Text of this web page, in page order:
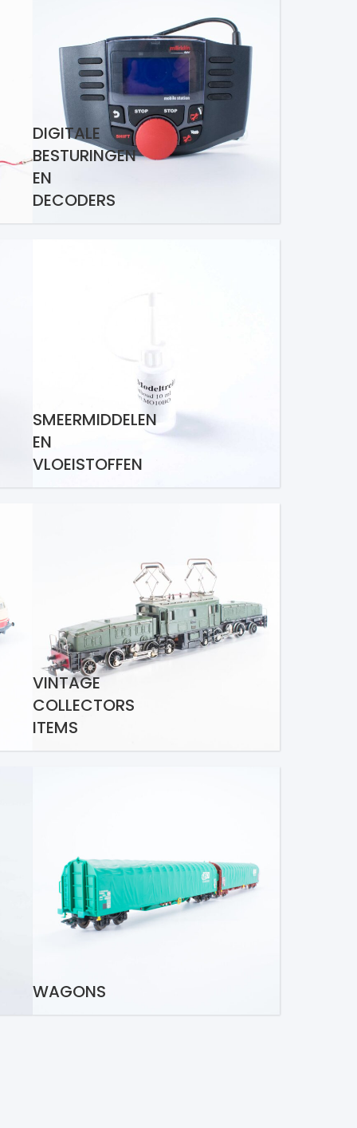
DIGITALE
BESTURINGEN
EN
DECODERS
SMEERMIDDELEN
EN
VLOEISTOFFEN
VINTAGE
COLLECTORS
ITEMS
WAGONS